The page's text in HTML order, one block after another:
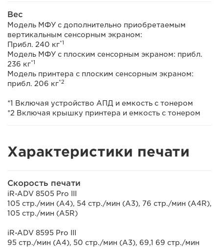
Вес
Модель МФУ с дополнительно приобретаемым
вертикальным сенсорным экраном:
Прибл. 240 кг*1
Модель МФУ с плоским сенсорным экраном: прибл.
236 кг*1
Модель принтера с плоским сенсорным экраном:
прибл. 206 кг*2
*1 Включая устройство АПД и емкость с тонером
*2 Включая крышку принтера и емкость с тонером
Характеристики печати
Скорость печати
iR-ADV 8505 Pro III
105 стр./мин (A4), 54 стр./мин (A3), 76 стр./мин (A4R),
105 стр./мин (A5R)
iR-ADV 8595 Pro III
95 стр./мин (A4), 50 стр./мин (A3), 69,1 69 стр./мин